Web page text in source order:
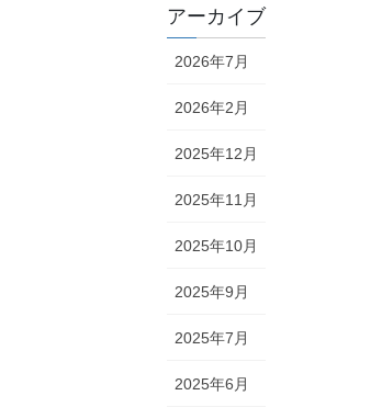
アーカイブ
2026年7月
2026年2月
2025年12月
2025年11月
2025年10月
2025年9月
2025年7月
2025年6月